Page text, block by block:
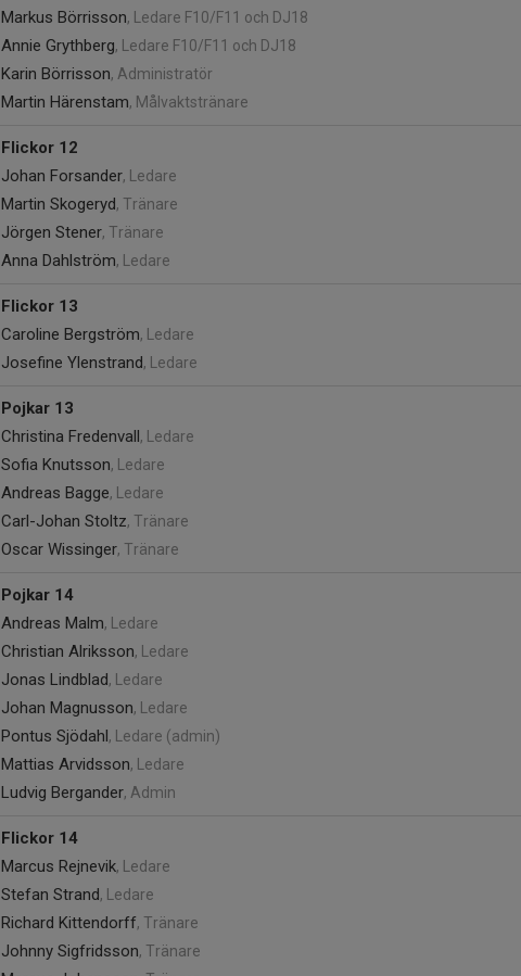
Markus Börrisson, Ledare F10/F11 och DJ18
Annie Grythberg, Ledare F10/F11 och DJ18
Karin Börrisson, Administratör
Martin Härenstam, Målvaktstränare
Flickor 12
Johan Forsander, Ledare
Martin Skogeryd, Tränare
Jörgen Stener, Tränare
Anna Dahlström, Ledare
Flickor 13
Caroline Bergström, Ledare
Josefine Ylenstrand, Ledare
Pojkar 13
Christina Fredenvall, Ledare
Sofia Knutsson, Ledare
Andreas Bagge, Ledare
Carl-Johan Stoltz, Tränare
Oscar Wissinger, Tränare
Pojkar 14
Andreas Malm, Ledare
Christian Alriksson, Ledare
Jonas Lindblad, Ledare
Johan Magnusson, Ledare
Pontus Sjödahl, Ledare (admin)
Mattias Arvidsson, Ledare
Ludvig Bergander, Admin
Flickor 14
Marcus Rejnevik, Ledare
Stefan Strand, Ledare
Richard Kittendorff, Tränare
Johnny Sigfridsson, Tränare